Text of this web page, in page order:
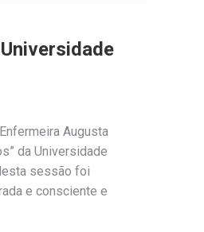
Augusta
da Universidade
sessão foi
e consciente e